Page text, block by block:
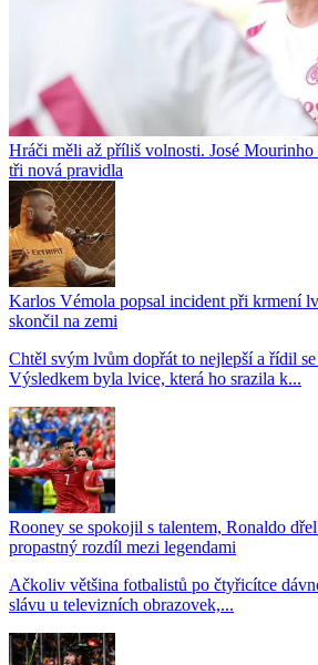
Hráči měli až příliš volnosti. José
tři nová pravidla
Karlos Vémola popsal incident při krmení
skončil na zemi
Chtěl svým lvům dopřát to nejlepší a řídil
Výsledkem byla lvice, která ho srazila k...
Rooney se spokojil s talentem, Ronaldo
propastný rozdíl mezi legendami
Ačkoliv většina fotbalistů po čtyřicítce
slávu u televizních obrazovek,...